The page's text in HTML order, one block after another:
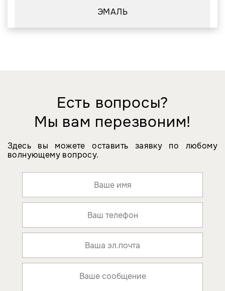
ЭМАЛЬ
Есть вопросы?
Мы вам перезвоним!
Здесь вы можете оставить заявку по любому
волнующему вопросу.